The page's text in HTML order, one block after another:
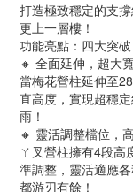
打造極致穩定的支
更上一層樓！
功能亮點：四大突
🔸 全面延伸，超大
當梅花營柱延伸至
直高度，實現超穩
雨！
🔸 靈活調整檔位，
ㄚ叉營柱擁有4段
準調整，靈活適應
都游刃有餘！